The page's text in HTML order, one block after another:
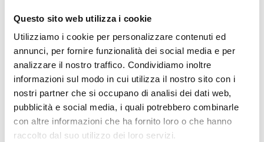
Questo sito web utilizza i cookie
Utilizziamo i cookie per personalizzare contenuti ed
annunci, per fornire funzionalità dei social media e per
analizzare il nostro traffico. Condividiamo inoltre
informazioni sul modo in cui utilizza il nostro sito con i
nostri partner che si occupano di analisi dei dati web,
pubblicità e social media, i quali potrebbero combinarle
con altre informazioni che ha fornito loro o che hanno
raccolto dal suo utilizzo dei loro servizi.
Pour cela faire, COOPI fait de sorte à garantir à chaque
famille l'accès à la terre, grâce à une activité de
requalification des champs arides.
L'Agence Nationale du Développement Local (ANADER), en
ayant une connaissance approfondie du territoire et de ses
criticités, joue un rôle important dans la réalisation de cet
objectif.Le projet, en outre,prévoit la distribution de
semences et de petits outils agricoles